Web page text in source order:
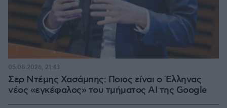
Σερ Ντέμης Χασάμπης: Ποιος είναι ο Έλληνας
νέος «εγκέφαλος» του τμήματος AI της Google
05.08.2026, 21:43